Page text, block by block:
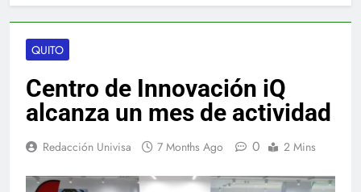
QUITO
Centro de Innovación iQ
alcanza un mes de actividad
Redacción Univisa 7 Months Ago 0 2 Mins